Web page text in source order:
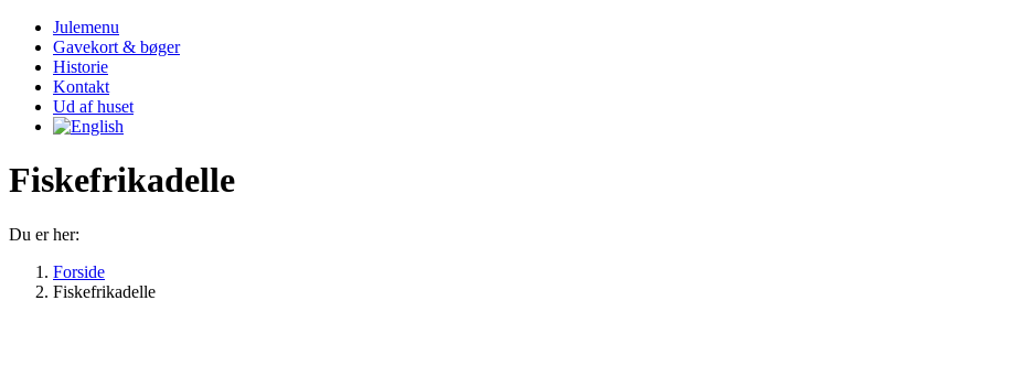
Julemenu
Gavekort & bøger
Historie
Kontakt
Ud af huset
Fiskefrikadelle
Du er her:
Forside
Fiskefrikadelle